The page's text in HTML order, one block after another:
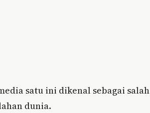
satu ini dikenal sebagai
dunia.